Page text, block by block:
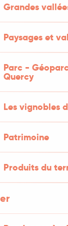
Grandes
Paysages et
Parc -
Quercy
Les vignobles
Patrimoine
Produits du